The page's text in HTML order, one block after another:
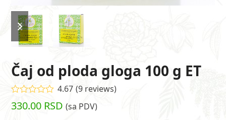
previous
slide
next
slide
Čaj od ploda gloga 100 g ET
Ocenjeno
4.67od 5 na
4.67 (9reviews)
330.00 RSD (sa PDV)